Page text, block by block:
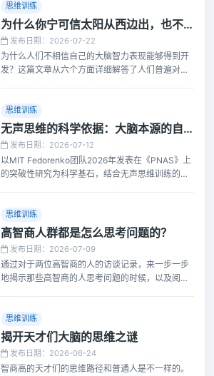
操作方法。
思维训练
为什么你宁可信太阳从西边出，也不信自己能变聪明？
发布日期：2026-07-22
为什么人们不相信自己的大脑智力表现能够得到开
发？这篇文章从六个方面详细解答了人们普遍对这
思维训练
无声思维的科学依据：大脑本源的自动思维与思维效率
发布日期：2026-07-12
以MIT Fedorenko团队2026年发表在《PNAS》上
的突破性研究为科学基石，结合无声思维训练的理
何显著提升思维效率。
思维训练
高智商人群都是怎么思考问题的？
发布日期：2026-07-09
通过对于两位高智商的人的访谈记录，来一步一步
地揭示那些高智商的人思考问题的时候，以及阅读
思维训练
揭开天才们大脑的思维之谜
发布日期：2026-06-24
智商高的天才们的思维路径和普通人是不一样的。